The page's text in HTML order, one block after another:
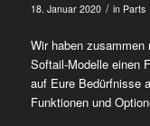
18. Januar 2020 / in Parts
Wir haben zusammen
Softail-Modelle einen
auf Eure Bedürfnisse
Funktionen und